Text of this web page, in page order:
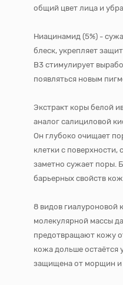
общий цвет лица и
Ниацинамид (5%) -
блеск, укрепляет
В3 стимулирует
появляться новым
Экстракт коры белой
аналог салициловой
Он глубоко очищает
клетки с поверхности,
заметно сужает поры.
барьерных свойств
8 видов гиалуроновой
молекулярной массы
предотвращают кожу
кожа дольше остаётся
защищена от морщин и